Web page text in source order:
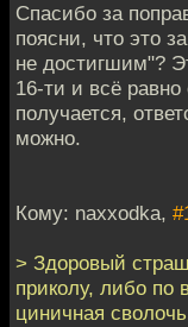
Спасибо за
поясни, что это
не достигшим"?
16-ти и всё
получается,
можно.
Кому: naxxodka,
> Здоровый
приколу, либо по
циничная